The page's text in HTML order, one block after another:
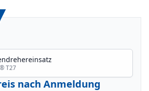
T27
nach Anmeldung